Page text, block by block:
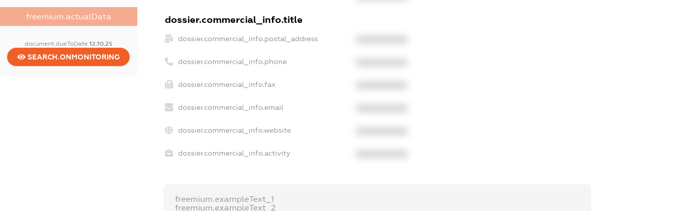
freemium.actualData
document.dueToDate12.10.25
SEARCH.ONMONITORING
dossier.commercial_info.title
dossier.commercial_info.postal_address
dossier.commercial_info.phone
dossier.commercial_info.fax
dossier.commercial_info.email
dossier.commercial_info.website
dossier.commercial_info.activity
freemium.exampleText_1
freemium.exampleText_2